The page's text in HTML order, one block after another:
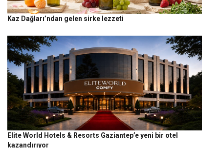
Kaz Dağları’ndan gelen sirke lezzeti
Elite World Hotels & Resorts Gaziantep’e yeni bir otel
kazandırıyor